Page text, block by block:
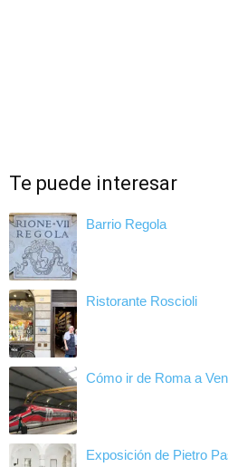
Te puede interesar
Barrio Regola
Ristorante Roscioli
Cómo ir de Roma a
Exposición de Pietro